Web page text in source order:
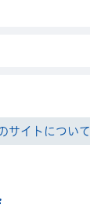
サイトについて